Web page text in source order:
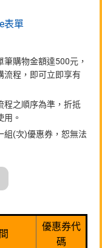
表單
購物金額達500元，
流程，即可立即享有
程之順序為準，折抵
。
組(次)優惠券，恕無法
優惠券代
碼